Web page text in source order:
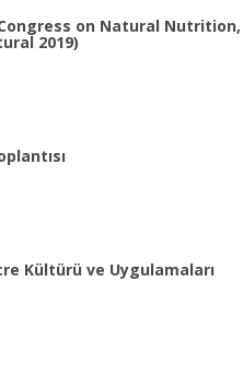
on Natural Nutrition,
2019)
Kültürü ve Uygulamaları